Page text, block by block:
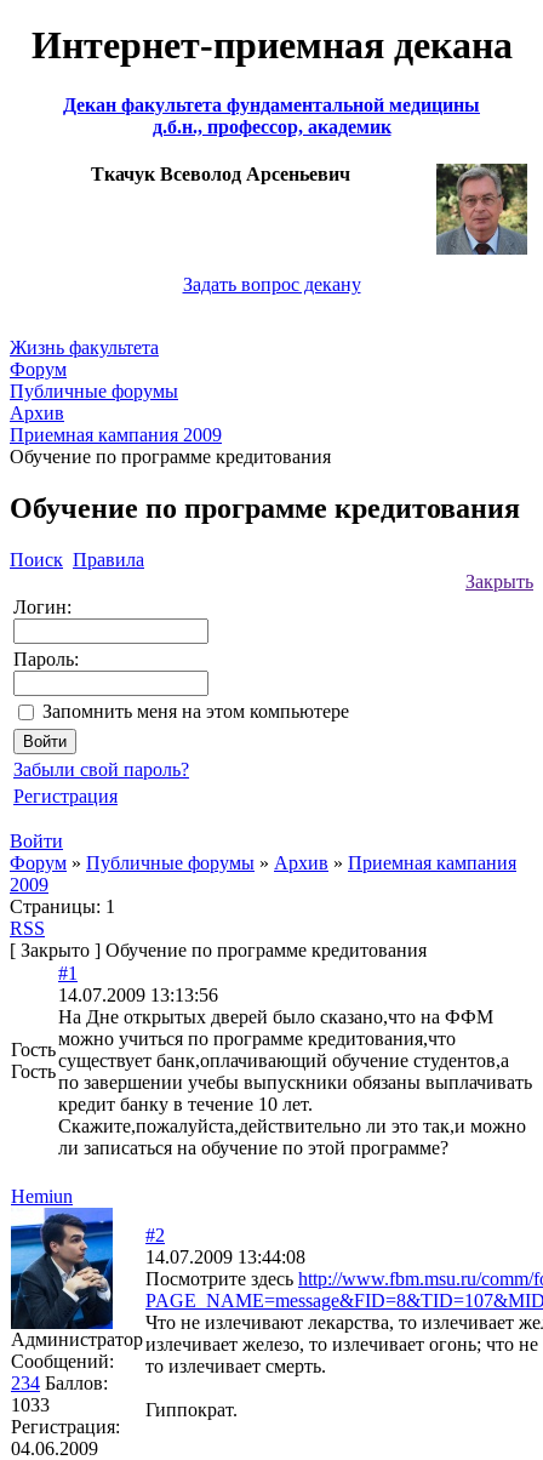
Интернет-приемная декана
Декан факультета фундаментальной медицины
д.б.н., профессор, академик
Ткачук Всеволод Арсеньевич
Задать вопрос декану
Жизнь факультета
Форум
Публичные форумы
Архив
Приемная кампания 2009
Обучение по программе кредитования
Обучение по программе кредитования
Поиск Правила
Закрыть
Логин:
Пароль:
Запомнить меня на этом компьютере
Забыли свой пароль?
Регистрация
Войти
Форум » Публичные форумы » Архив » Приемная кампания
2009
Страницы: 1
RSS
[ Закрыто ] Обучение по программе кредитования
Гость
Гость
#1
14.07.2009 13:13:56
На Дне открытых дверей было сказано,что на ФФМ
можно учиться по программе кредитования,что
существует банк,оплачивающий обучение студентов,а
по завершении учебы выпускники обязаны выплачивать
кредит банку в течение 10 лет.
Скажите,пожалуйста,действительно ли это так,и можно
ли записаться на обучение по этой программе?
Hemiun
Администратор
Сообщений:
234 Баллов:
1033
Регистрация:
04.06.2009
#2
14.07.2009 13:44:08
Посмотрите здесь http://www.fbm.msu.ru/comm/
Что не излечивают лекарства, то излечивает
излечивает железо, то излечивает огонь; что
то излечивает смерть.
Гиппократ.